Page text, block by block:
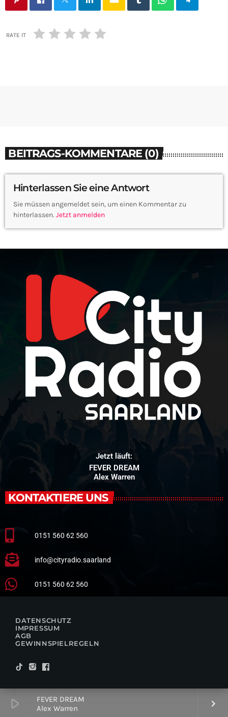
play_arrow
FEVER DREAM
Alex Warren
keyboard_arrow_right
RATE IT
BEITRAGS-KOMMENTARE (0)
Hinterlassen Sie eine Antwort
Sie müssen angemeldet sein, um einen Kommentar zu
hinterlassen. Jetzt anmelden
Jetzt läuft:
FEVER DREAM
Alex Warren
KONTAKTIERE UNS
0151 560 62 560
info@cityradio.saarland
0151 560 62 560
DATENSCHUTZ
IMPRESSUM
AGB
GEWINNSPIELREGELN